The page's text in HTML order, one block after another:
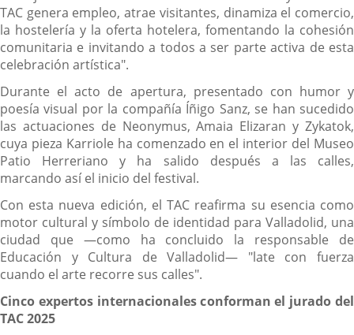
TAC genera empleo, atrae visitantes, dinamiza el comercio,
la hostelería y la oferta hotelera, fomentando la cohesión
comunitaria e invitando a todos a ser parte activa de esta
celebración artística".
Durante el acto de apertura, presentado con humor y
poesía visual por la compañía Íñigo Sanz, se han sucedido
las actuaciones de Neonymus, Amaia Elizaran y Zykatok,
cuya pieza Karriole ha comenzado en el interior del Museo
Patio Herreriano y ha salido después a las calles,
marcando así el inicio del festival.
Con esta nueva edición, el TAC reafirma su esencia como
motor cultural y símbolo de identidad para Valladolid, una
ciudad que —como ha concluido la responsable de
Educación y Cultura de Valladolid— "late con fuerza
cuando el arte recorre sus calles".
Cinco expertos internacionales conforman el jurado del
TAC 2025